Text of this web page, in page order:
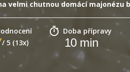
velmi chutnou domácí majonézu
/ 5 (13x)
Doba přípravy
10min